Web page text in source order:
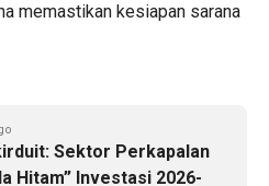
memastikan kesiapan sarana
Sektor Perkapalan
Hitam” Investasi 2026-